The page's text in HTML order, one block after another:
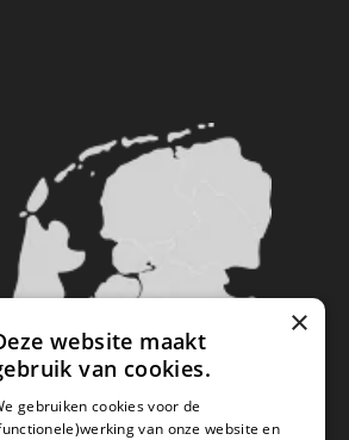
×
website maakt
van cookies.
gebruiken cookies voor de
van onze website en